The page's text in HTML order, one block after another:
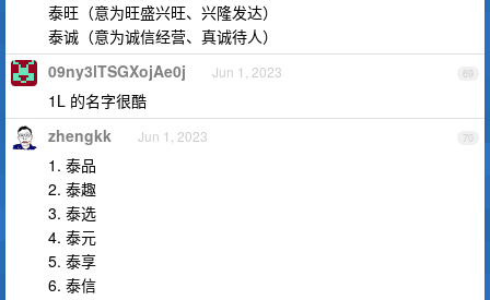
泰旺（意为旺盛兴旺、兴隆发达）
泰诚（意为诚信经营、真诚待人）
69
09ny3lTSGXojAe0j Jun 1, 2023
1L 的名字很酷
70
zhengkk Jun 1, 2023
1. 泰品
2. 泰趣
3. 泰选
4. 泰元
5. 泰享
6. 泰信